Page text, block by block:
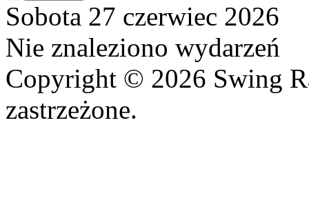
Sobota 27 czerwiec 2026
Nie znaleziono wydarzeń
Copyright © 2026 Swing
zastrzeżone.